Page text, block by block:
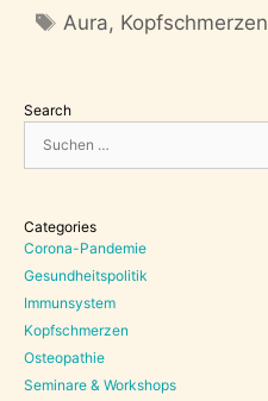
Schlagwörter
Aura, Kopfschmerzen
Search
nach:
Categories
Corona-Pandemie
Gesundheitspolitik
Immunsystem
Kopfschmerzen
Osteopathie
Seminare & Workshops